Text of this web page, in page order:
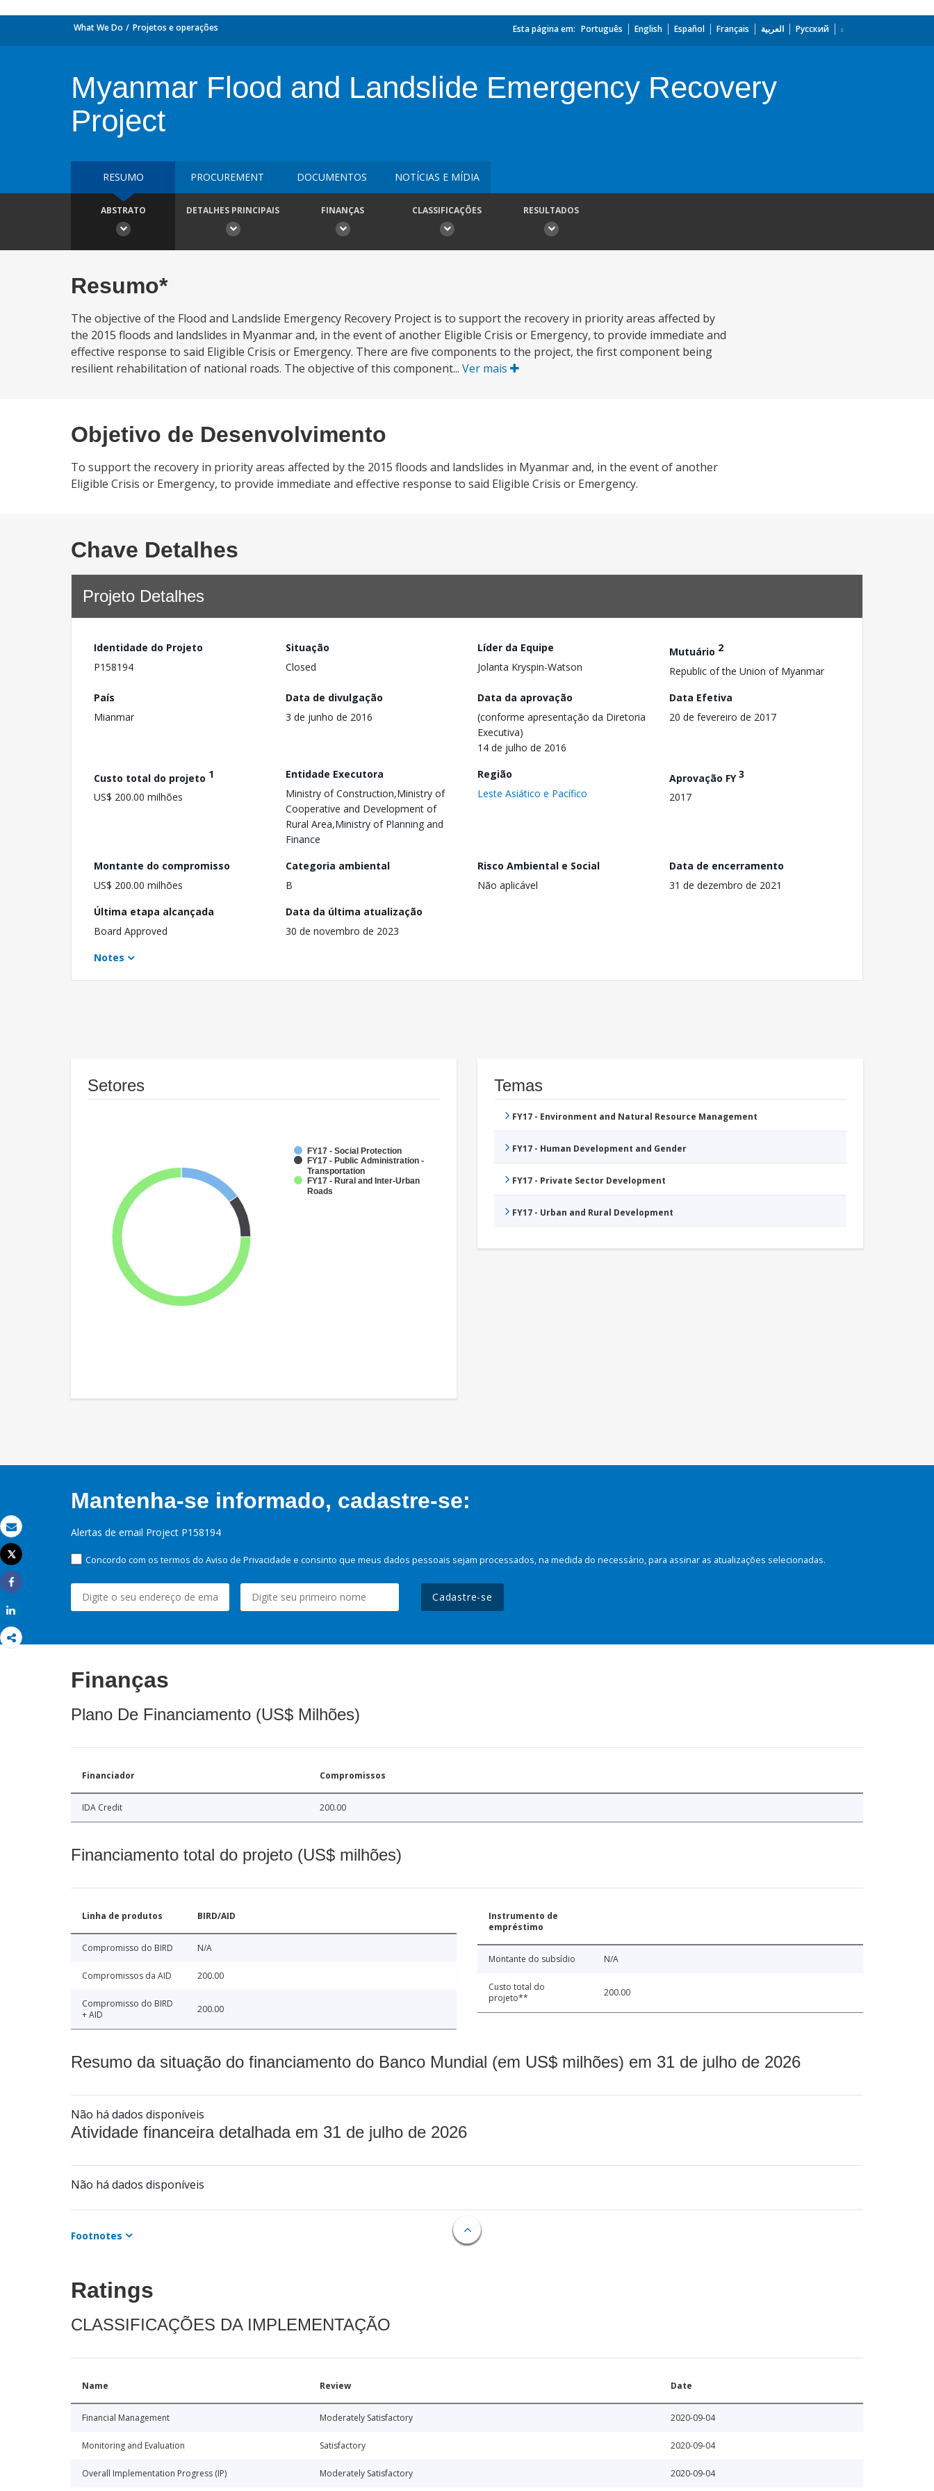
Email
Imprimir
Tweet
Share
What We Do Projetos e operações Esta página em: Português English Español Français العربية Русский
Myanmar Flood and Landslide Emergency Recovery
Project
RESUMO PROCUREMENT DOCUMENTOS NOTÍCIAS E MÍDIA
ABSTRATO DETALHES PRINCIPAIS FINANÇAS CLASSIFICAÇÕES RESULTADOS
Resumo*
The objective of the Flood and Landslide Emergency Recovery Project is to support the recovery in priority areas affected by
the 2015 floods and landslides in Myanmar and, in the event of another Eligible Crisis or Emergency, to provide immediate and
effective response to said Eligible Crisis or Emergency. There are five components to the project, the first component being
resilient rehabilitation of national roads. The objective of this component... Ver mais
Objetivo de Desenvolvimento
To support the recovery in priority areas affected by the 2015 floods and landslides in Myanmar and, in the event of another
Eligible Crisis or Emergency, to provide immediate and effective response to said Eligible Crisis or Emergency.
Chave Detalhes
Projeto Detalhes
Identidade do Projeto
P158194
Situação
Closed
Líder da Equipe
Jolanta Kryspin-Watson
Mutuário 2
Republic of the Union of Myanmar
País
Mianmar
Data de divulgação
3 de junho de 2016
Data da aprovação
(conforme apresentação da Diretoria
Executiva)
14 de julho de 2016
Data Efetiva
20 de fevereiro de 2017
Custo total do projeto 1
US$ 200.00 milhões
Entidade Executora
Ministry of Construction,Ministry of
Cooperative and Development of
Rural Area,Ministry of Planning and
Finance
Região
Leste Asiático e Pacífico
Aprovação FY3
2017
Montante do compromisso
US$ 200.00 milhões
Categoria ambiental
B
Risco Ambiental e Social
Não aplicável
Data de encerramento
31 de dezembro de 2021
Última etapa alcançada
Board Approved
Data da última atualização
30 de novembro de 2023
Notes
Setores
FY17 - Social Protection
FY17 - Public Administration -
Transportation
FY17 - Rural and Inter-Urban
Roads
Temas
FY17 - Environment and Natural Resource Management
FY17 - Human Development and Gender
FY17 - Private Sector Development
FY17 - Urban and Rural Development
Mantenha-se informado, cadastre-se:
Alertas de email Project P158194
Concordo com os termos do Aviso de Privacidade e consinto que meus dados pessoais sejam processados, na medida do necessário, para assinar as atualizações selecionadas.
Cadastre-se
Finanças
Plano De Financiamento (US$ Milhões)
Financiador Compromissos
IDA Credit 200.00
Financiamento total do projeto (US$ milhões)
Linha de produtos BIRD/AID
Compromisso do BIRD N/A
Compromissos da AID 200.00
Compromisso do BIRD
+ AID
200.00
Instrumento de
empréstimo
Montante do subsídio N/A
Custo total do
projeto**
200.00
Resumo da situação do financiamento do Banco Mundial (em US$ milhões) em 31 de julho de 2026
Não há dados disponíveis
Atividade financeira detalhada em 31 de julho de 2026
Não há dados disponíveis
Footnotes
Ratings
CLASSIFICAÇÕES DA IMPLEMENTAÇÃO
Name Review Date
Financial Management Moderately Satisfactory 2020-09-04
Monitoring and Evaluation Satisfactory 2020-09-04
Overall Implementation Progress (IP) Moderately Satisfactory 2020-09-04